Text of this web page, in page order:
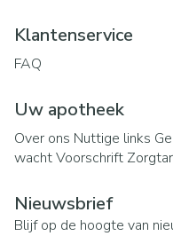
Klantenservice
FAQ
Uw apotheek
Over ons Nuttige links
wachtVoorschrift
Nieuwsbrief
Blijf op de hoogte van